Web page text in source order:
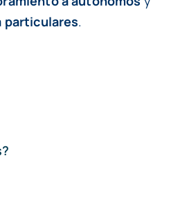
particulares.